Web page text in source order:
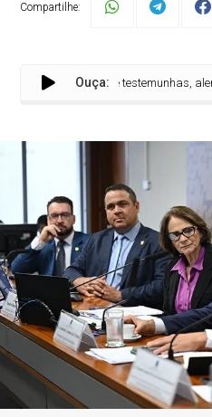
Compartilhe:
Ouça:
de vítimas e testemunhas,